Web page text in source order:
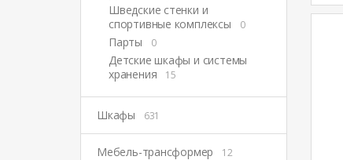
Шведские стенки и
спортивные комплексы
0
Парты 0
Детские шкафы и системы
хранения
15
Шкафы 631
Мебель-трансформер 12